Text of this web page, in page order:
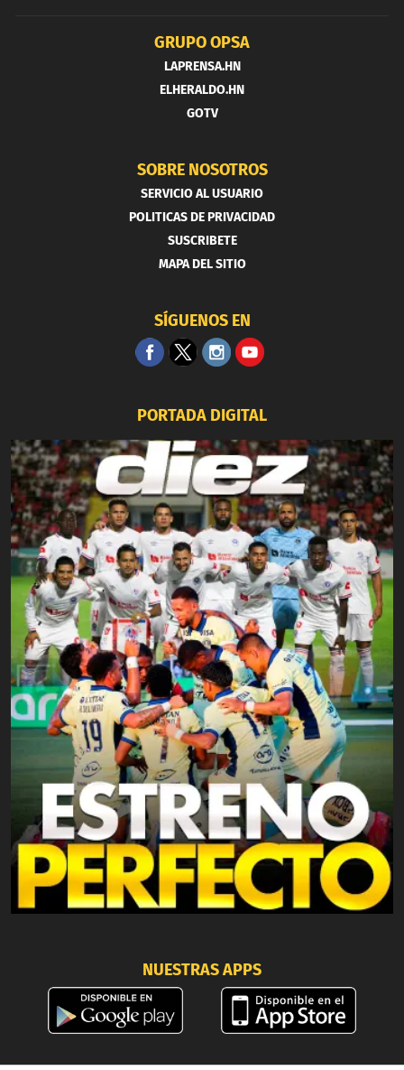
GRUPO OPSA
LAPRENSA.HN
ELHERALDO.HN
GOTV
SOBRE NOSOTROS
SERVICIO AL USUARIO
POLITICAS DE PRIVACIDAD
SUSCRIBETE
MAPA DEL SITIO
SÍGUENOS EN
PORTADA DIGITAL
NUESTRAS APPS